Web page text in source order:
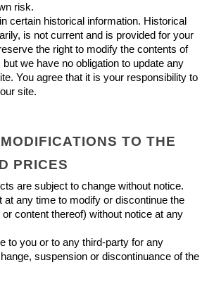
risk.
certain historical information. Historical
is not current and is provided for your
the right to modify the contents of
we have no obligation to update any
You agree that it is your responsibility to
site.
TO THE
PRICES
are subject to change without notice.
at any time to modify or discontinue the
content thereof) without notice at any
to you or to any third-party for any
suspension or discontinuance of the